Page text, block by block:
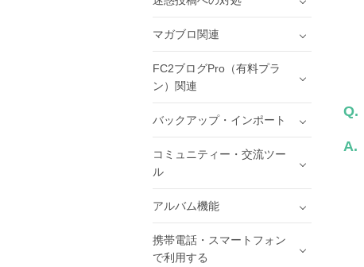
Q.
A.
マガブロ関連
FC2ブログPro（有料プラ
ン）関連
バックアップ・インポート
コミュニティー・交流ツー
ル
アルバム機能
携帯電話・スマートフォン
で利用する